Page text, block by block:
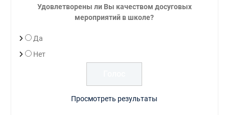
Удовлетворены ли Вы качеством досуговых
мероприятий в школе?
Да
Нет
Просмотреть результаты